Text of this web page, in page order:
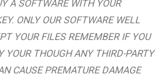
A SOFTWARE WITH YOUR
ONLY OUR SOFTWARE WELL
YOUR FILES REMEMBER IF YOU
YOUR THOUGH ANY THIRD-PARTY
CAUSE PREMATURE DAMAGE